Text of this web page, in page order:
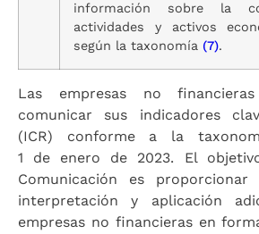
información sobre la
actividades y activos
según la taxonomía (7).
Las empresas no
comunicar sus indicadores
(ICR) conforme a la
1 de enero de 2023. El
Comunicación es proporcionar
interpretación y aplicación
empresas no financieras en